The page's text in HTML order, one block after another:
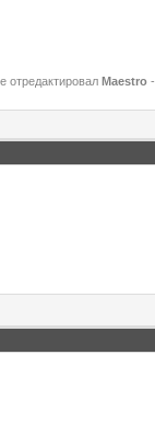
отредактировал Maestro -